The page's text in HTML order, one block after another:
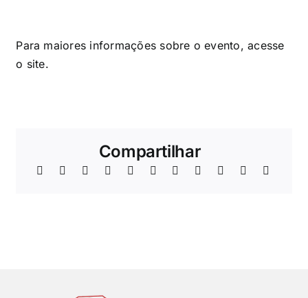
Para maiores informações sobre o evento, acesse
o site.
Compartilhar